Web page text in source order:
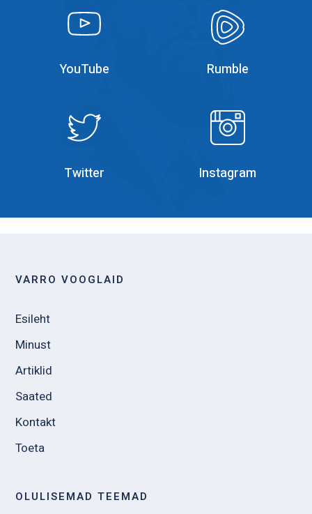
YouTube
YouTube
YouTube
Rumble
Rumble
Twitter
Instagram
Instagram
VARRO VOOGLAID
Esileht
Minust
Artiklid
Saated
Kontakt
Toeta
OLULISEMAD TEEMAD